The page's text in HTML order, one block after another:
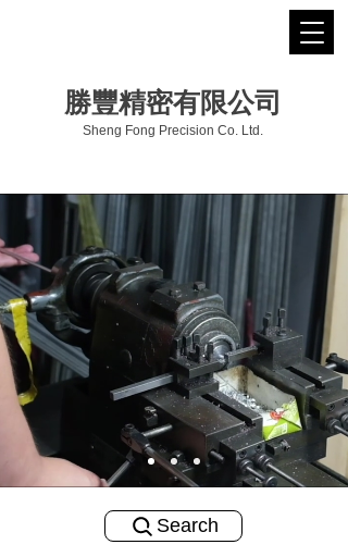
勝豐精密有限公司
Sheng Fong Precision Co. Ltd.
Search